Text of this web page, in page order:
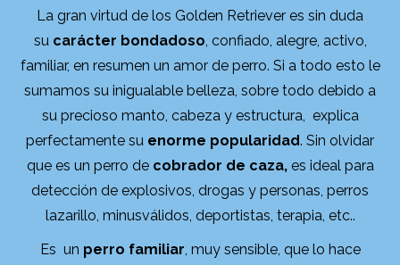
La gran virtud de los Golden Retriever es sin duda
su carácter bondadoso, confiado, alegre, activo,
familiar, en resumen un amor de perro. Si a todo esto le
sumamos su inigualable belleza, sobre todo debido a
su precioso manto, cabeza y estructura, explica
perfectamente su enorme popularidad. Sin olvidar
que es un perro de cobrador de caza,es ideal para
detección de explosivos, drogas y personas, perros
lazarillo, minusválidos, deportistas, terapia, etc..
Es un perro familiar, muy sensible, que lo hace